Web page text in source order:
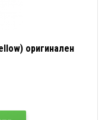
оригинален